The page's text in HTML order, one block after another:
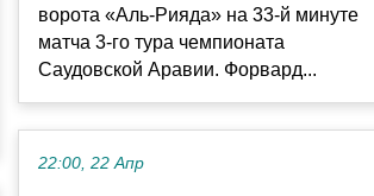
ворота «Аль-Рияда» на 33-й минуте
матча 3-го тура чемпионата
Саудовской Аравии. Форвард...
22:00, 22 Апр